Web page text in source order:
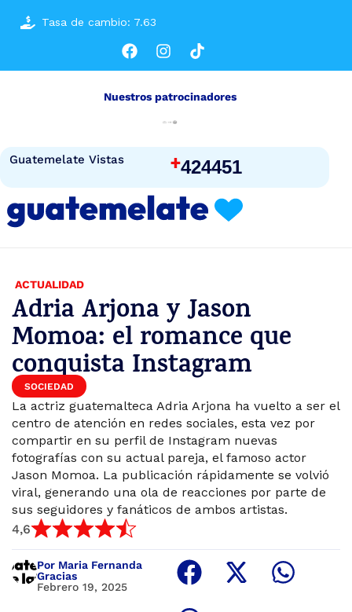
Tasa de cambio: 7.63
Guatemelate Vistas +424451
Nuestros patrocinadores
ACTUALIDAD
Adria Arjona y Jason
Momoa: el romance que
conquista Instagram
SOCIEDAD
La actriz guatemalteca Adria Arjona ha vuelto a ser el
centro de atención en redes sociales, esta vez por
compartir en su perfil de Instagram nuevas
fotografías con su actual pareja, el famoso actor
Jason Momoa. La publicación rápidamente se volvió
viral, generando una ola de reacciones por parte de
sus seguidores y fanáticos de ambos artistas.
4,6
Por Maria Fernanda
Gracias
Febrero 19, 2025